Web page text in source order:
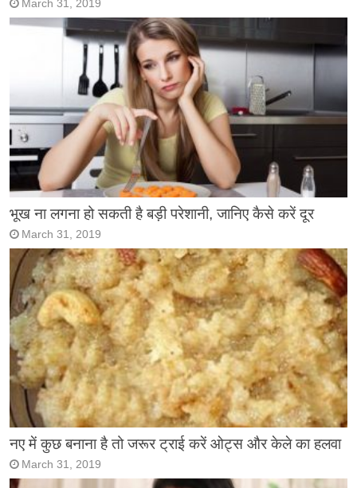
March 31, 2019
भूख ना लगना हो सकती है बड़ी परेशानी, जानिए कैसे करें दूर
March 31, 2019
नए में कुछ बनाना है तो जरूर ट्राई करें ओट्स और केले का हलवा
March 31, 2019